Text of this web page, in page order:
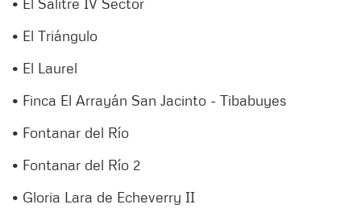
• El Triángulo
• El Laurel
• Finca El Arrayán San Jacinto - Tibabuyes
• Fontanar del Río
• Fontanar del Río 2
• Gloria Lara de Echeverry II